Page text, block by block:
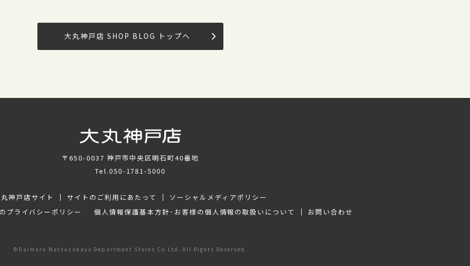
大丸神戸店 SHOP BLOG トップへ
〒650-0037 神戸市中央区明石町40番地
Tel.050-1781-5000
神戸店サイト サイトのご利用にあたって
ソーシャルメディアポリシー
プライバシーポリシー
個人情報保護基本方針･お客様の個人情報の取扱いについて お問い合わせ
©Daimaru Matsuzakaya Department Stores Co.Ltd. All Rights Reserved.